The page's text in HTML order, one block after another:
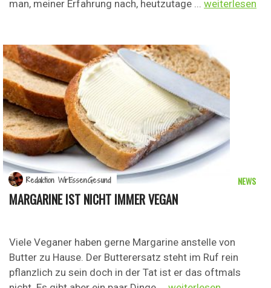
man, meiner Erfahrung nach, heutzutage ... weiterlesen
MARGARINE IST NICHT IMMER VEGAN
Viele Veganer haben gerne Margarine anstelle von
Butter zu Hause. Der Butterersatz steht im Ruf rein
pflanzlich zu sein doch in der Tat ist er das oftmals
NEWS
Redaktion WirEssenGesund